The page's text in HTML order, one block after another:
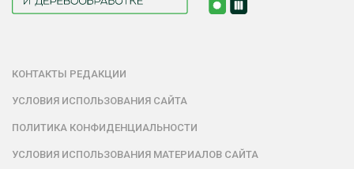
КОНТАКТЫ РЕДАКЦИИ
УСЛОВИЯ ИСПОЛЬЗОВАНИЯ САЙТА
ПОЛИТИКА КОНФИДЕНЦИАЛЬНОСТИ
УСЛОВИЯ ИСПОЛЬЗОВАНИЯ МАТЕРИАЛОВ САЙТА